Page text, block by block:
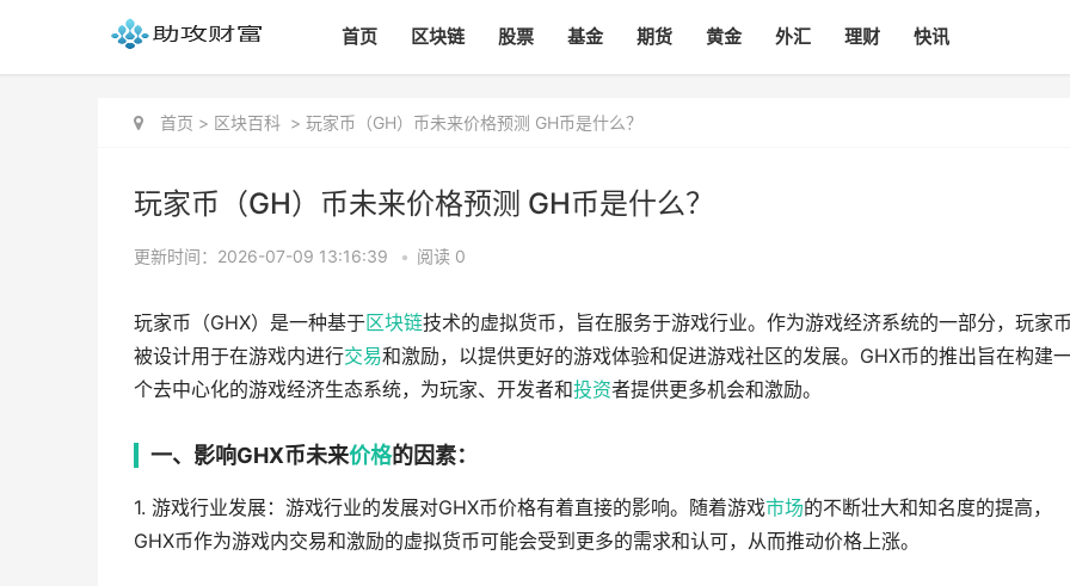
首页 区块链 股票 基金 期货 黄金 外汇 理财 快讯
首页 > 区块百科 > 玩家币（GH）币未来价格预测 GH币是什么？
玩家币（GH）币未来价格预测 GH币是什么？
更新时间：2026-07-09 13:16:39 • 阅读 0
玩家币（GHX）是一种基于区块链技术的虚拟货币，旨在服务于游戏行业。作为游戏经济系统的一部分，玩家币
被设计用于在游戏内进行交易和激励，以提供更好的游戏体验和促进游戏社区的发展。GHX币的推出旨在构建
个去中心化的游戏经济生态系统，为玩家、开发者和投资者提供更多机会和激励。
一、影响GHX币未来价格的因素：
1. 游戏行业发展：游戏行业的发展对GHX币价格有着直接的影响。随着游戏市场的不断壮大和知名度的提高，
GHX币作为游戏内交易和激励的虚拟货币可能会受到更多的需求和认可，从而推动价格上涨。